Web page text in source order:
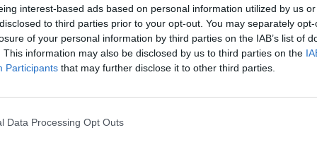
interest-based ads based on personal information utilized by us
to third parties prior to your opt-out. You may separately
of your personal information by third parties on the IAB’s list of
This information may also be disclosed by us to third parties on the
Participants that may further disclose it to other third parties.
Data Processing Opt Outs
per daugelį metų susikaupusių problemų Klaipėdos
daugiau, nei galima išspręsti iš karto.
guminis, todėl turime atsakingai planuoti darbus,
judėti pirmyn.